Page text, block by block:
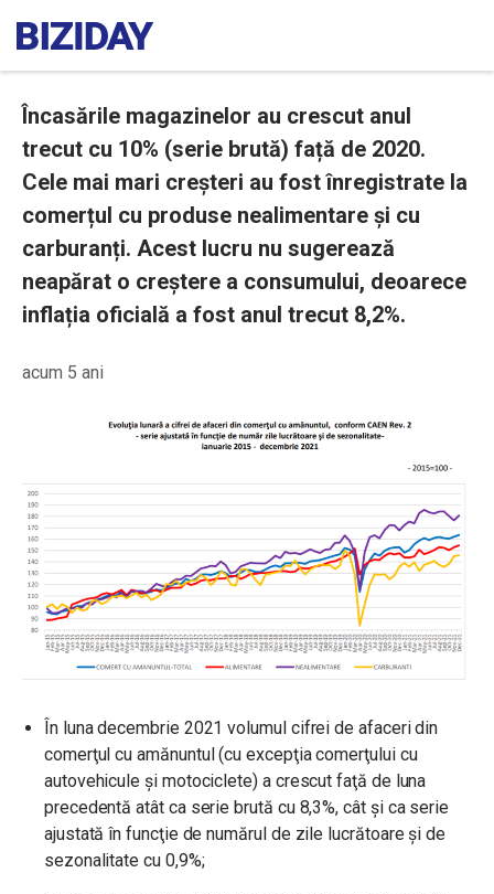
Încasările magazinelor au crescut anul
trecut cu 10% (serie brută) față de 2020.
Cele mai mari creșteri au fost înregistrate la
comerțul cu produse nealimentare și cu
carburanți. Acest lucru nu sugerează
neapărat o creștere a consumului, deoarece
inflația oficială a fost anul trecut 8,2%.
acum 5 ani
În luna decembrie 2021 volumul cifrei de afaceri din
comerţul cu amănuntul (cu excepţia comerţului cu
autovehicule şi motociclete) a crescut faţă de luna
precedentă atât ca serie brută cu 8,3%, cât şi ca serie
ajustată în funcţie de numărul de zile lucrătoare şi de
sezonalitate cu 0,9%;